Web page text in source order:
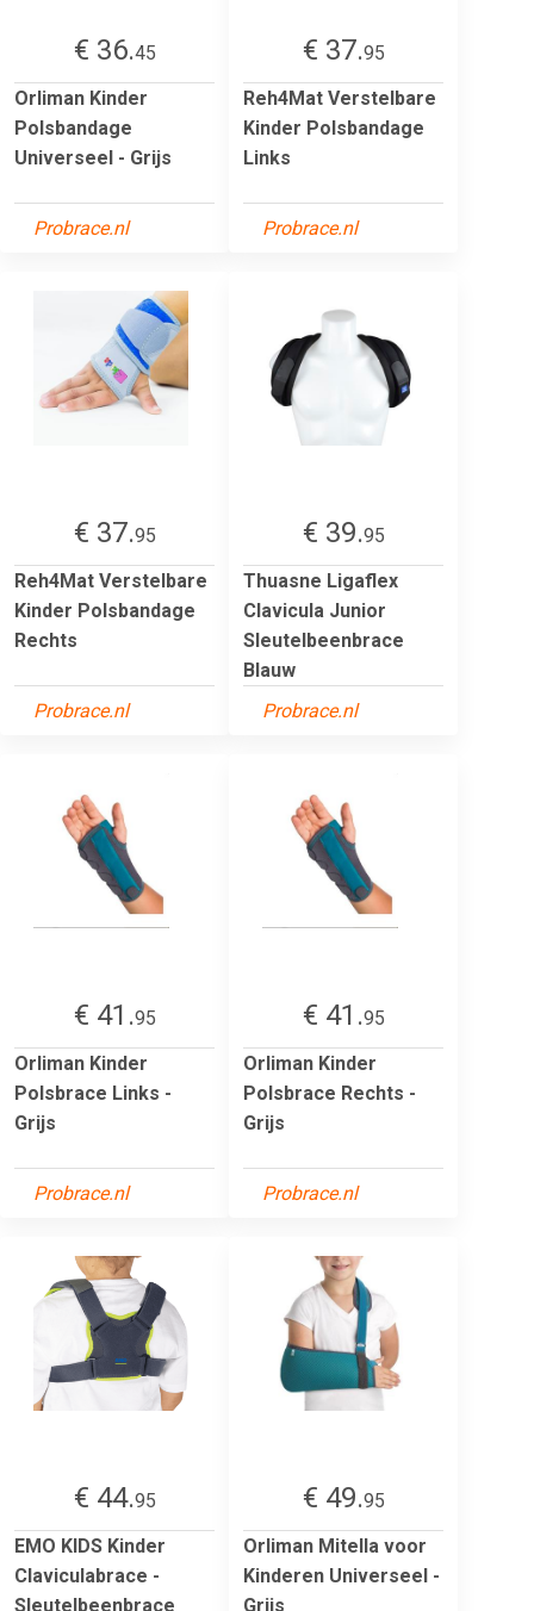
€ 36.45
Orliman Kinder
Polsbandage
Universeel - Grijs
Probrace.nl
€ 37.95
Reh4Mat Verstelbare
Kinder Polsbandage
Links
Probrace.nl
€ 37.95
Reh4Mat Verstelbare
Kinder Polsbandage
Rechts
Probrace.nl
€ 39.95
Thuasne Ligaflex
Clavicula Junior
Sleutelbeenbrace
Blauw
Probrace.nl
€ 41.95
Orliman Kinder
Polsbrace Links -
Grijs
Probrace.nl
€ 41.95
Orliman Kinder
Polsbrace Rechts -
Grijs
Probrace.nl
€ 44.95
EMO KIDS Kinder
Claviculabrace -
Sleutelbeenbrace
€ 49.95
Orliman Mitella voor
Kinderen Universeel -
Grijs